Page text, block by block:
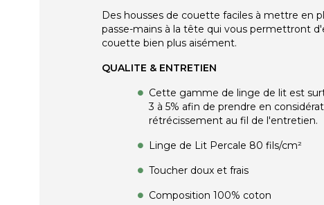
Des housses de couette faciles à mettre en
passe-mains à la tête qui vous permettront
couette bien plus aisément.
QUALITE & ENTRETIEN
Cette gamme de linge de lit est
3 à 5% afin de prendre en
rétrécissement au fil de l'entretien.
Linge de Lit Percale 80 fils/cm²
Toucher doux et frais
Composition 100% coton